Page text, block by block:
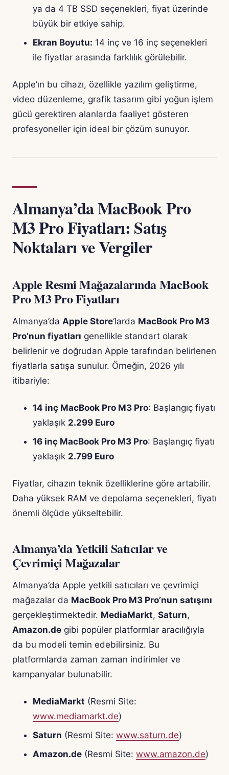
ya da 4 TB SSD seçenekleri, fiyat üzerinde
büyük bir etkiye sahip.
Ekran Boyutu: 14 inç ve 16 inç seçenekleri
ile fiyatlar arasında farklılık görülebilir.
Apple’ın bu cihazı, özellikle yazılım geliştirme,
video düzenleme, grafik tasarım gibi yoğun işlem
gücü gerektiren alanlarda faaliyet gösteren
profesyoneller için ideal bir çözüm sunuyor.
Almanya’da MacBook Pro
M3 Pro Fiyatları: Satış
Noktaları ve Vergiler
Apple Resmi Mağazalarında MacBook
Pro M3 Pro Fiyatları
Almanya’da Apple Store‘larda MacBook Pro M3
Pro’nun fiyatları genellikle standart olarak
belirlenir ve doğrudan Apple tarafından belirlenen
fiyatlarla satışa sunulur. Örneğin, 2026 yılı
itibariyle:
14 inç MacBook Pro M3 Pro: Başlangıç fiyatı
yaklaşık 2.299 Euro
16 inç MacBook Pro M3 Pro: Başlangıç fiyatı
yaklaşık 2.799 Euro
Fiyatlar, cihazın teknik özelliklerine göre artabilir.
Daha yüksek RAM ve depolama seçenekleri, fiyatı
önemli ölçüde yükseltebilir.
Almanya’da Yetkili Satıcılar ve
Çevrimiçi Mağazalar
Almanya’da Apple yetkili satıcıları ve çevrimiçi
mağazalar da MacBook Pro M3 Pro’nun satışını
gerçekleştirmektedir. MediaMarkt, Saturn,
Amazon.de gibi popüler platformlar aracılığıyla
da bu modeli temin edebilirsiniz. Bu
platformlarda zaman zaman indirimler ve
kampanyalar bulunabilir.
MediaMarkt (Resmi Site:
www.mediamarkt.de)
Saturn (Resmi Site: www.saturn.de)
Amazon.de (Resmi Site: www.amazon.de)